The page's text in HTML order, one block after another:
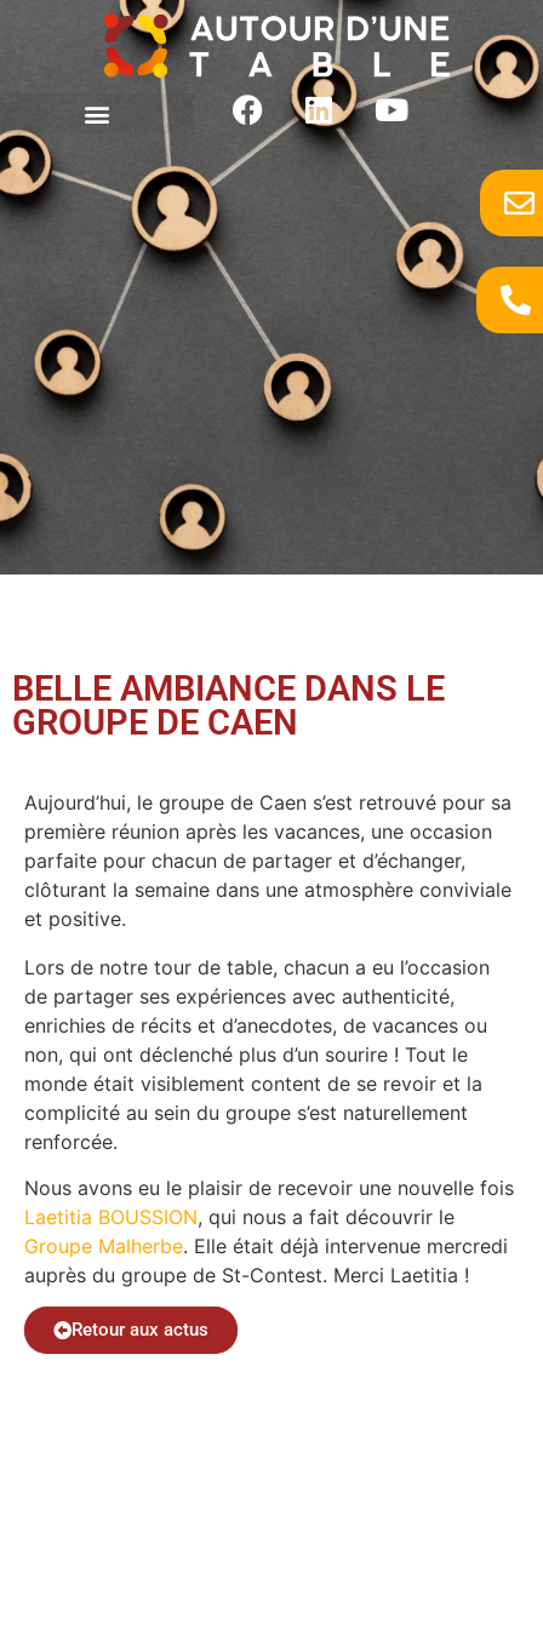
BELLE AMBIANCE DANS LE
GROUPE DE CAEN
Aujourd’hui, le groupe de Caen s’est retrouvé pour sa
première réunion après les vacances, une occasion
parfaite pour chacun de partager et d’échanger,
clôturant la semaine dans une atmosphère conviviale
et positive.
Lors de notre tour de table, chacun a eu l’occasion
de partager ses expériences avec authenticité,
enrichies de récits et d’anecdotes, de vacances ou
non, qui ont déclenché plus d’un sourire ! Tout le
monde était visiblement content de se revoir et la
complicité au sein du groupe s’est naturellement
renforcée.
Nous avons eu le plaisir de recevoir une nouvelle fois
Laetitia BOUSSION, qui nous a fait découvrir le
Groupe Malherbe. Elle était déjà intervenue mercredi
auprès du groupe de St-Contest. Merci Laetitia !
Retour aux actus